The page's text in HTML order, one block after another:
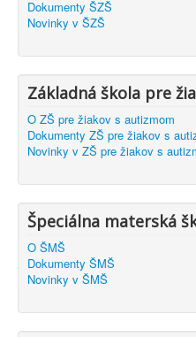
Dokumenty ŠZŠ
Novinky v ŠZŠ
Základná škola pre
O ZŠ pre žiakov s autizmom
Dokumenty ZŠ pre žiakov s
Novinky v ZŠ pre žiakov s
Špeciálna materská
O ŠMŠ
Dokumenty ŠMŠ
Novinky v ŠMŠ